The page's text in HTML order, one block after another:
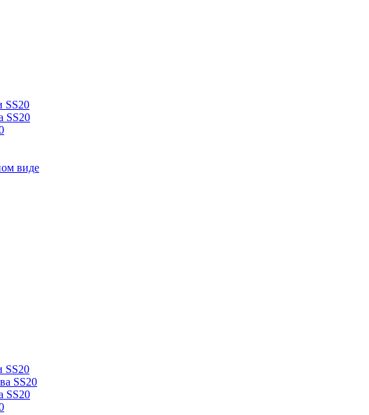
SS20
SS20
виде
SS20
SS20
SS20